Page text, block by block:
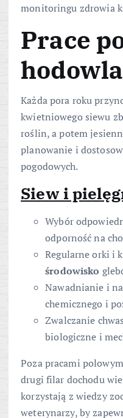
monitoringu zdrowia
Prace
Każda pora roku
kwietniowego siewu
roślin, a potem
planowanie i
pogodowych.
Siew i
Wybór
odporność na
Regularne orki i
środowisko
Nawadnianie i
chemicznego i
Zwalczanie
biologiczne i
Poza pracami
drugi filar dochodu
korzystają z wiedzy
weterynarzy, by